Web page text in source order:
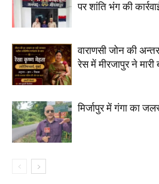
पर शांति भंग की
वाराणसी जोन की
रेस में मीरजापुर ने मारी
मिर्जापुर में गंगा का